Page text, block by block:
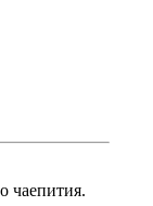
чаепития.